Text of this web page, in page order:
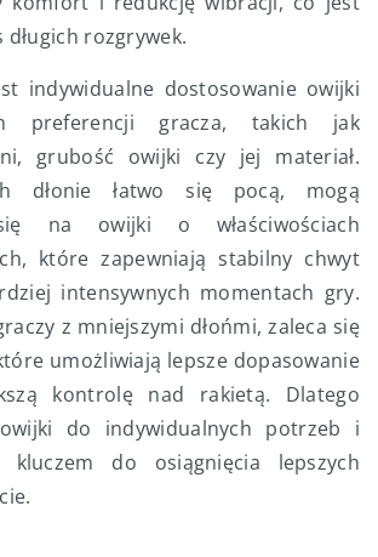
rozgrywek.
indywidualne dostosowanie owijki
preferencji gracza, takich jak
grubość owijki czy jej materiał.
dłonie łatwo się pocą, mogą
na owijki o właściwościach
które zapewniają stabilny chwyt
intensywnych momentach gry.
z mniejszymi dłońmi, zaleca się
umożliwiają lepsze dopasowanie
kontrolę nad rakietą. Dlatego
do indywidualnych potrzeb i
do osiągnięcia lepszych